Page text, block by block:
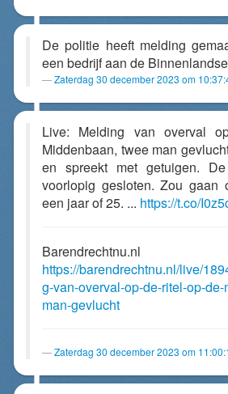
De politie heeft melding
een bedrijf aan de
Zaterdag 30 december 2023 om
Live: Melding van overval
Middenbaan, twee man
en spreekt met getuigen.
voorlopig gesloten. Zou gaan
een jaar of 25. ... https://t.co/
Barendrechtnu.nl
https://barendrechtnu.nl/live/
g-van-overval-op-de-ritel-op-
man-gevlucht
Zaterdag 30 december 2023 om